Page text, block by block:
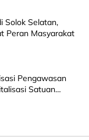
Solok Selatan,
Peran Masyarakat
Pengawasan
Satuan